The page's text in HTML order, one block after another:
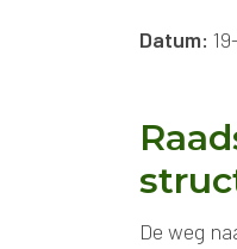
Datum:
De weg